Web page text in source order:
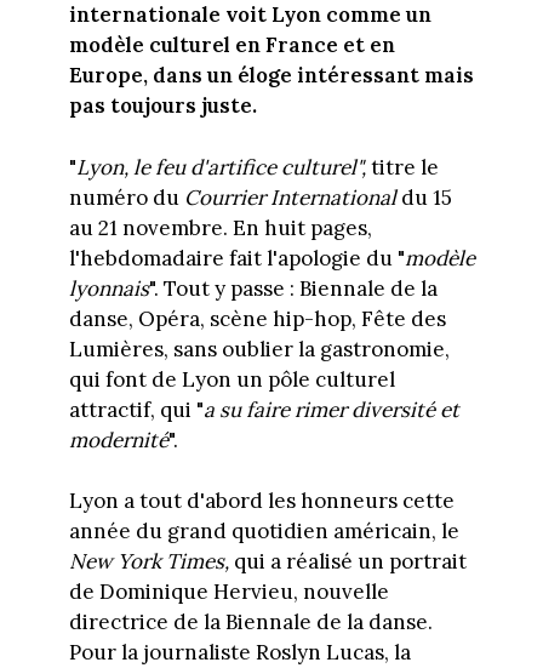
internationale voit Lyon comme un
modèle culturel en France et en
Europe, dans un éloge intéressant mais
pas toujours juste.
"Lyon, le feu d'artifice culturel",titre le
numéro du Courrier Internationaldu 15
au 21 novembre. En huit pages,
l'hebdomadaire fait l'apologie du "modèle
lyonnais". Tout y passe : Biennale de la
danse, Opéra, scène hip-hop, Fête des
Lumières, sans oublier la gastronomie,
qui font de Lyon un pôle culturel
attractif, qui "a su faire rimer diversité et
modernité".
Lyon a tout d'abord les honneurs cette
année du grand quotidien américain, le
New York Times, qui a réalisé un portrait
de Dominique Hervieu, nouvelle
directrice de la Biennale de la danse.
Pour la journaliste Roslyn Lucas, la